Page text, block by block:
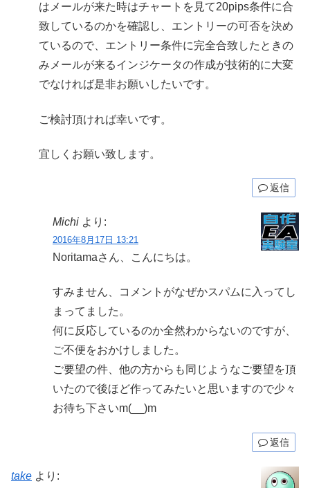
はメールが来た時はチャートを見て20pips条件に合
致しているのかを確認し、エントリーの可否を決め
ているので、エントリー条件に完全合致したときの
みメールが来るインジケータの作成が技術的に大変
でなければ是非お願いしたいです。
ご検討頂ければ幸いです。
宜しくお願い致します。
返信
Michi より:
2016年8月17日 13:21
Noritamaさん、こんにちは。
すみません、コメントがなぜかスパムに入ってし
まってました。
何に反応しているのか全然わからないのですが、
ご不便をおかけしました。
ご要望の件、他の方からも同じようなご要望を頂
いたので後ほど作ってみたいと思いますので少々
お待ち下さいm(__)m
返信
take より: